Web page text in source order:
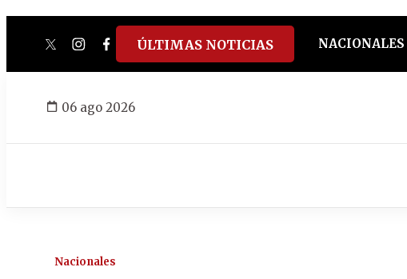
twitterinstagram
facebook
tiktokyoutube
spotify
ÚLTIMAS NOTICIAS NACIONALES
06 ago 2026
Nacionales